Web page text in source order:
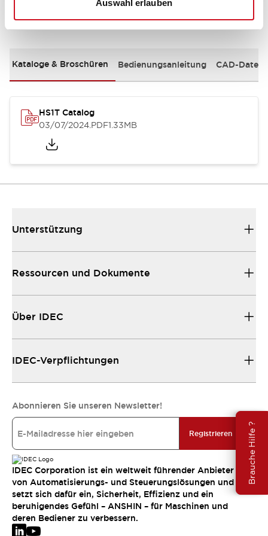
Auswahl erlauben
Brauche Hilfe ?
Dokumente und Dateien
Kataloge & Broschüren Bedienungsanleitung CAD-
HS1T Catalog
03/07/2024.PDF1.33MB
Unterstützung
Ressourcen und Dokumente
Über IDEC
IDEC-Verpflichtungen
Abonnieren Sie unseren Newsletter!
Registrieren
IDEC Corporation ist ein weltweit führender Anbieter
von Automatisierungs- und Steuerungslösungen und
setzt sich dafür ein, Sicherheit, Effizienz und ein
beruhigendes Gefühl – ANSHIN – für Maschinen und
deren Bediener zu verbessern.